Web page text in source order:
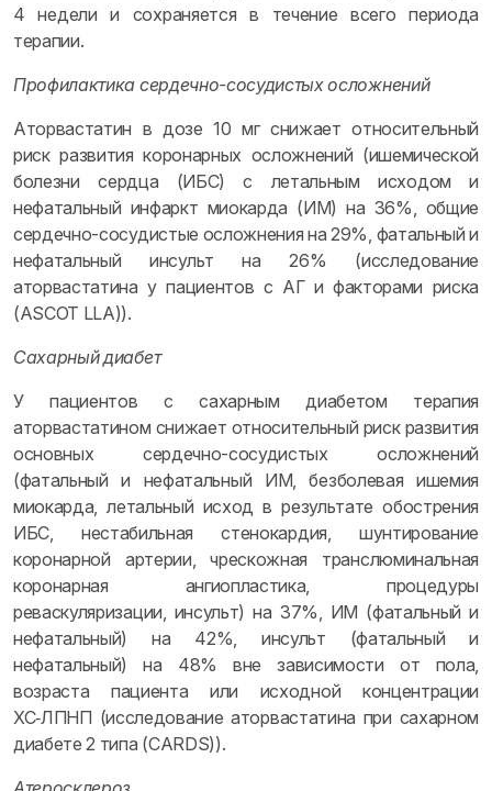
4 недели и сохраняется в течение всего периода
терапии.
Профилактика сердечно-сосудистых осложнений
Аторвастатин в дозе 10 мг снижает относительный
риск развития коронарных осложнений (ишемической
болезни сердца (ИБС) с летальным исходом и
нефатальный инфаркт миокарда (ИМ) на 36%, общие
сердечно-сосудистые осложнения на 29%, фатальный и
нефатальный инсульт на 26% (исследование
аторвастатина у пациентов с АГ и факторами риска
(ASCOT LLA)).
Сахарный диабет
У пациентов с сахарным диабетом терапия
аторвастатином снижает относительный риск развития
основных сердечно-сосудистых осложнений
(фатальный и нефатальный ИМ, безболевая ишемия
миокарда, летальный исход в результате обострения
ИБС, нестабильная стенокардия, шунтирование
коронарной артерии, чрескожная транслюминальная
коронарная ангиопластика, процедуры
реваскуляризации, инсульт) на 37%, ИМ (фатальный и
нефатальный) на 42%, инсульт (фатальный и
нефатальный) на 48% вне зависимости от пола,
возраста пациента или исходной концентрации
ХС‑ЛПНП (исследование аторвастатина при сахарном
диабете 2 типа (CARDS)).